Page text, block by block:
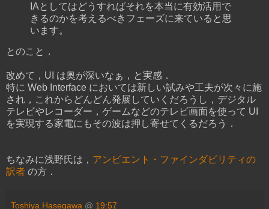
IAとしてはどうすればそれを本当に有効活用で
きるのかを考えるべきフェーズに来ていると思
います。
とのこと．
改めて，UI は奥が深いなぁ，と実感．
特に Web Interface においては新しい試みや工夫が次々に施
され，これからどんどん発展していくだろうし，デジタル
テレビやレコーダー，ゲームなどのテレビ画面を使って UI
を実現する家電にもその波は押し寄せてくるだろう．
ちなみに浅野氏は， アンビエント・ファインダビリティの
訳者 の方．
Toshiya Hasegawa @ 19:57